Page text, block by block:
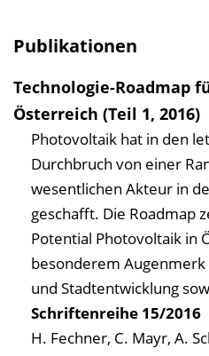
Publikationen
Technologie-Roadmap
Österreich (Teil 1, 2016)
Photovoltaik hat in den
Durchbruch von einer
wesentlichen Akteur in
geschafft. Die Roadmap
Potential Photovoltaik in
besonderem
und Stadtentwicklung
Schriftenreihe 15/2016
H. Fechner, C. Mayr, A.